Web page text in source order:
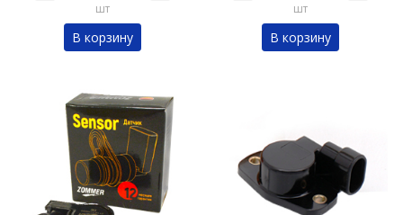
шт
В корзину
шт
В корзину